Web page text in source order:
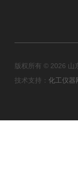
版权所有 © 2026 山
技术支持： 化工仪器